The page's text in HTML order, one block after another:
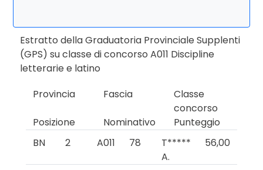
Estratto della Graduatoria Provinciale Supplenti
(GPS) su classe di concorso A011 Discipline
letterarie e latino
Provincia
Fascia
Classe
concorso
Posizione
Nominativo
Punteggio
BN
2 A011 78
T*****
A.
56,00